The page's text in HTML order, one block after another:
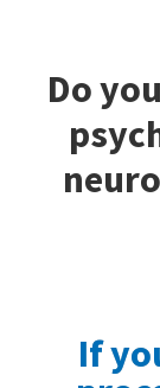
Do
If